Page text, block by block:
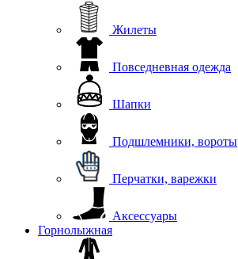
Жилеты
Повседневная одежда
Шапки
Подшлемники, вороты
Перчатки, варежки
Аксессуары
Горнолыжная